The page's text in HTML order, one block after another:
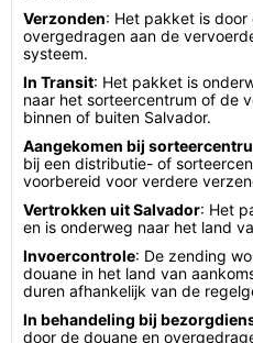
Verzonden: Het pakket is
overgedragen aan de
systeem.
In Transit: Het pakket is
naar het sorteercentrum of de
binnen of buiten Salvador.
Aangekomen bij
bij een distributie- of
voorbereid voor verdere
Vertrokken uit Salvador: Het
en is onderweg naar het land
Invoercontrole: De zending
douane in het land van
duren afhankelijk van de
In behandeling bij
door de douane en